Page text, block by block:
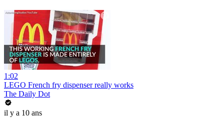
1:02
LEGO French fry dispenser really works
The Daily Dot
il y a 10 ans